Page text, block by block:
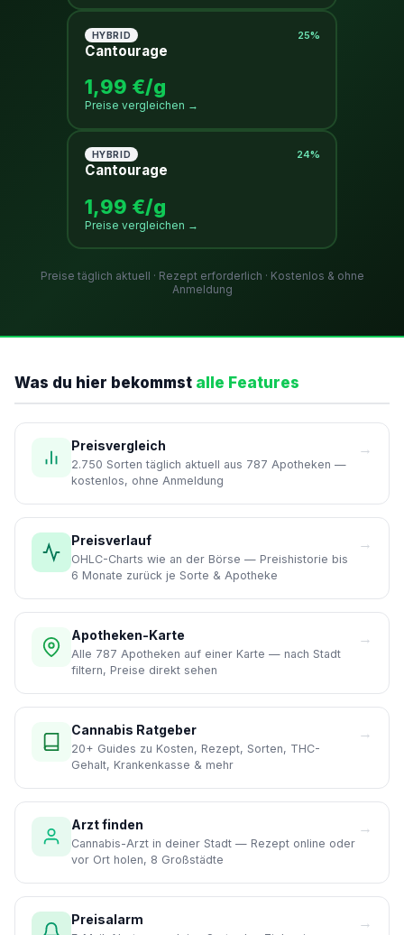
HYBRID 25%
Cantourage
1,99 €/g
Preise vergleichen →
HYBRID 24%
Cantourage
1,99 €/g
Preise vergleichen →
Preise täglich aktuell · Rezept erforderlich · Kostenlos & ohne
Anmeldung
Was du hier bekommst alle Features
Preisvergleich
2.750 Sorten täglich aktuell aus 787 Apotheken —
kostenlos, ohne Anmeldung
→
Preisverlauf
OHLC-Charts wie an der Börse — Preishistorie bis
6 Monate zurück je Sorte & Apotheke
→
Apotheken-Karte
Alle 787 Apotheken auf einer Karte — nach Stadt
filtern, Preise direkt sehen
→
Cannabis Ratgeber
20+ Guides zu Kosten, Rezept, Sorten, THC-
Gehalt, Krankenkasse & mehr
→
Arzt finden
Cannabis-Arzt in deiner Stadt — Rezept online oder
vor Ort holen, 8 Großstädte
→
Preisalarm →